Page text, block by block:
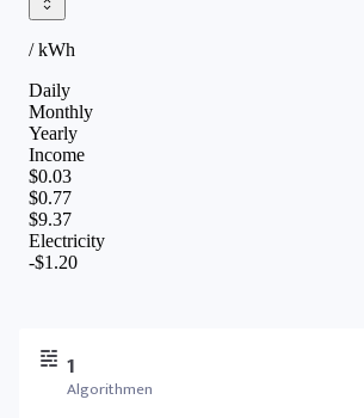
1
Algorithmen